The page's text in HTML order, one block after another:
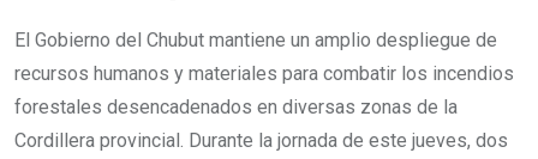
El Gobierno del Chubut mantiene un amplio despliegue de
recursos humanos y materiales para combatir los incendios
forestales desencadenados en diversas zonas de la
Cordillera provincial. Durante la jornada de este jueves, dos